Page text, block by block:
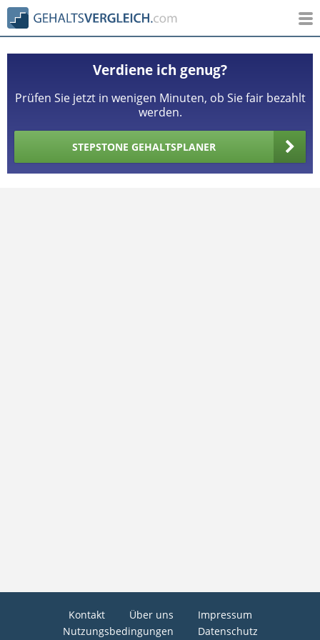
Verdiene ich genug?
Prüfen Sie jetzt in wenigen Minuten, ob Sie fair bezahlt
werden.
STEPSTONE GEHALTSPLANER
Kontakt Über uns
Impressum
Nutzungsbedingungen
Datenschutz